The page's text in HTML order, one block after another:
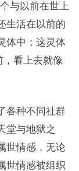
与以前在世上
生活在以前的
体中；这灵体
看上去就像
各种不同社群
堂与地狱之
世情感，无论
世情感被组织